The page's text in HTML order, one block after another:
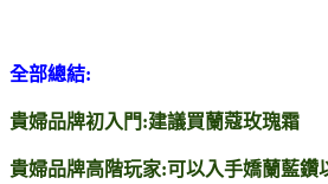
全部總結:
貴婦品牌初入門:建議買蘭蔻玫瑰霜
貴婦品牌高階玩家:可以入手嬌蘭藍鑽